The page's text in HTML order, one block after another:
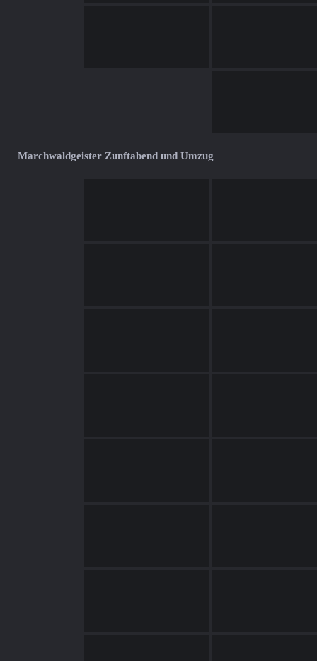
Marchwaldgeister Zunftabend und Umzug